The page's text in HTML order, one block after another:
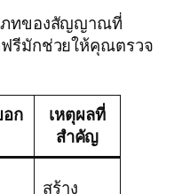
ภทของสัญญาณที่
ฟรีมักช่วยให้คุณตรวจ
ก
เหตุผลที่
สำคัญ
สร้าง